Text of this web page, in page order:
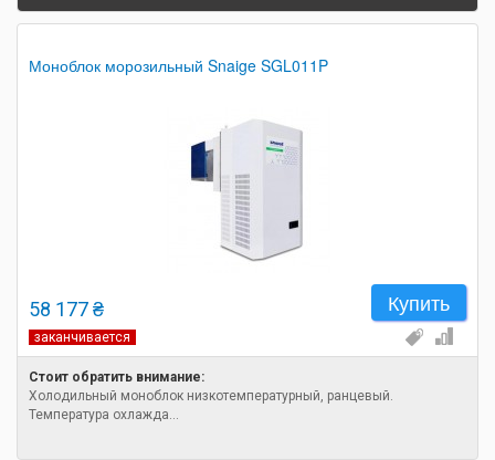
Моноблок морозильный Snaige SGL011P
58 177 ₴ Купить
заканчивается
Стоит обратить внимание:
Холодильный моноблок низкотемпературный, ранцевый.
Температура охлажда...